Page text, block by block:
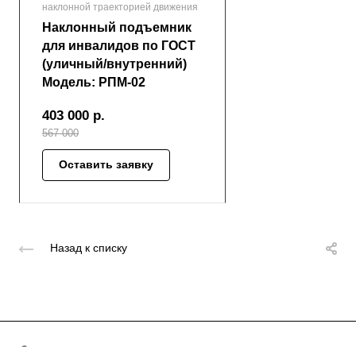
наклонной траекторией движения
Наклонный подъемник
для инвалидов по ГОСТ
(уличный/внутренний)
Модель: РПМ-02
403 000 р.
567 000
Оставить заявку
Назад к списку